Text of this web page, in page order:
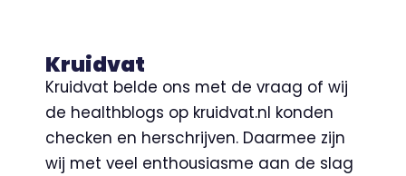
Kruidvat
Kruidvat belde ons met de vraag of wij
de healthblogs op kruidvat.nl konden
checken en herschrijven. Daarmee zijn
wij met veel enthousiasme aan de slag